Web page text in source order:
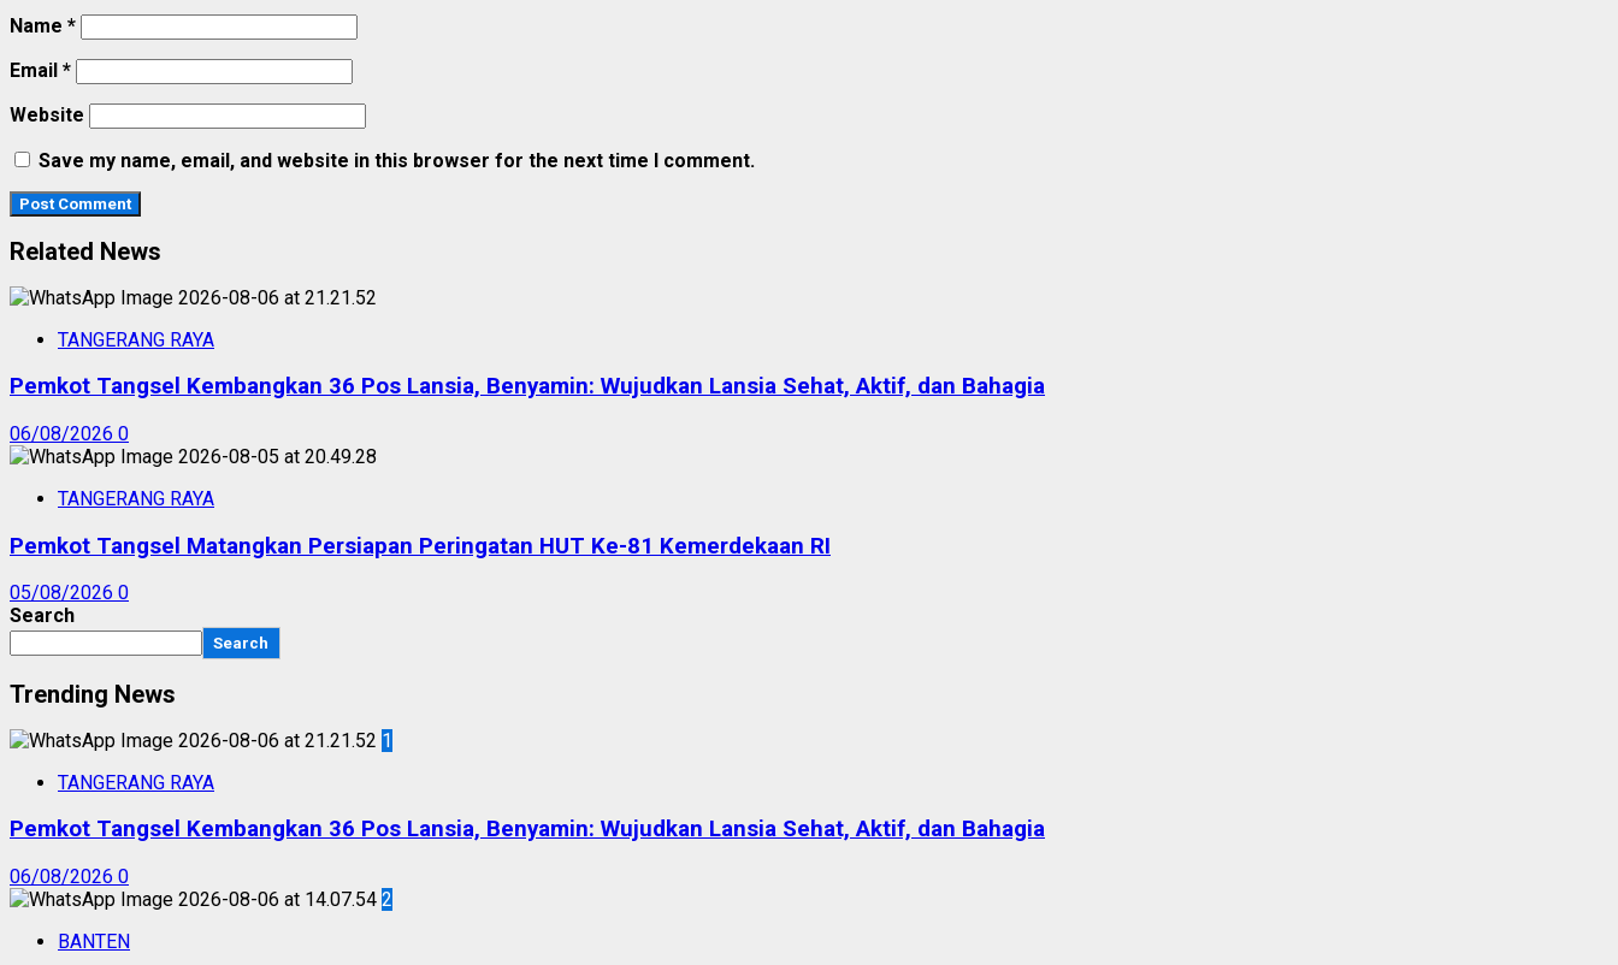
Name *
Email *
Website
Save my name, email, and website in this browser for the next time I comment.
Related News
TANGERANG RAYA
Pemkot Tangsel Kembangkan 36 Pos Lansia, Benyamin: Wujudkan Lansia Sehat, Aktif, dan Bahagia
06/08/2026 0
TANGERANG RAYA
Pemkot Tangsel Matangkan Persiapan Peringatan HUT Ke-81 Kemerdekaan RI
05/08/2026 0
Search
Search
Trending News
1
TANGERANG RAYA
Pemkot Tangsel Kembangkan 36 Pos Lansia, Benyamin: Wujudkan Lansia Sehat, Aktif, dan Bahagia
06/08/2026 0
2
BANTEN